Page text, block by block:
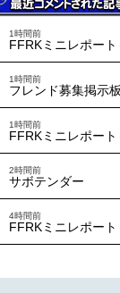
1時間前
FFRKミニレポート
1時間前
フレンド募集掲示板
1時間前
FFRKミニレポート
2時間前
サボテンダー
4時間前
FFRKミニレポート